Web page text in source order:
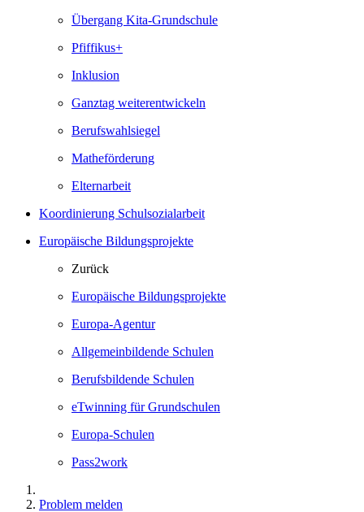
Übergang Kita-Grundschule
Pfiffikus+
Inklusion
Ganztag weiterentwickeln
Berufswahlsiegel
Matheförderung
Elternarbeit
Koordinierung Schulsozialarbeit
Europäische Bildungsprojekte
Zurück
Europäische Bildungsprojekte
Europa-Agentur
Allgemeinbildende Schulen
Berufsbildende Schulen
eTwinning für Grundschulen
Europa-Schulen
Pass2work
Problem melden